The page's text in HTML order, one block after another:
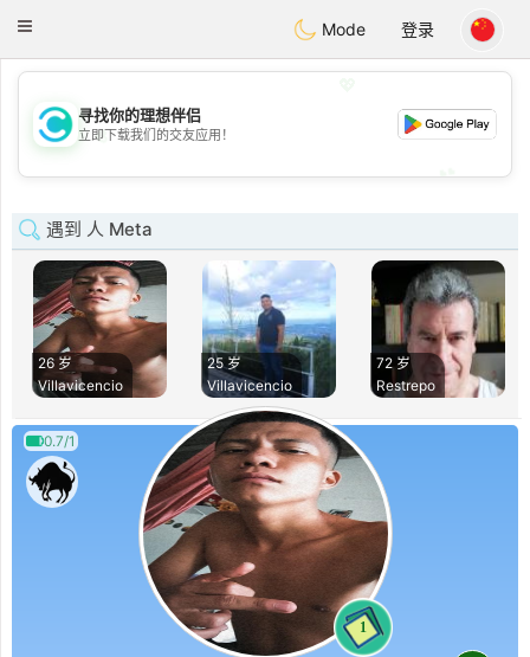
Citas
Toggle
Mode 登录
💖
💕
寻找你的理想伴侣
立即下载我们的交友应用！
遇到 人 Meta
26 岁
Villavicencio
25 岁
Villavicencio
72 岁
Restrepo
0.7/1
1